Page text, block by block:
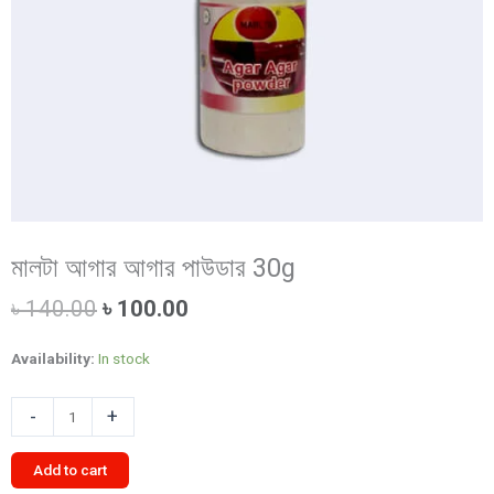
মালটা আগার আগার পাউডার 30g
৳140.00 Original
was:
৳ 100.00
Availability: In stock
-
আগার
আগার
পাউডার
+
Add to cart